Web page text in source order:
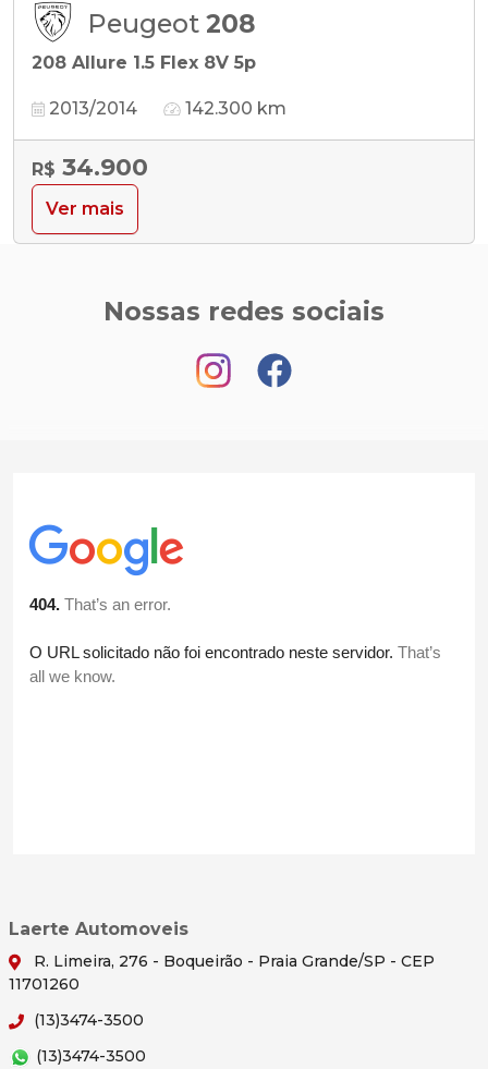
Peugeot 208
208 Allure 1.5 Flex 8V 5p
2013/2014 142.300 km
R$ 34.900
Ver mais
Nossas redes sociais
Laerte Automoveis
R. Limeira, 276 - Boqueirão - Praia Grande/SP - CEP
11701260
(13)3474-3500
(13)3474-3500